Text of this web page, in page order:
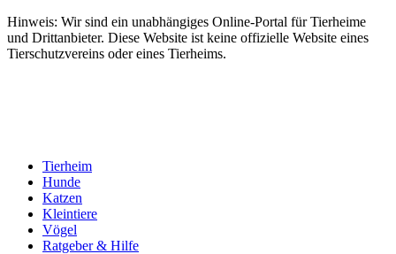
Hinweis: Wir sind ein unabhängiges Online-Portal für Tierheime
und Drittanbieter. Diese Website ist keine offizielle Website eines
Tierschutzvereins oder eines Tierheims.
Tierheim
Hunde
Katzen
Kleintiere
Vögel
Ratgeber & Hilfe